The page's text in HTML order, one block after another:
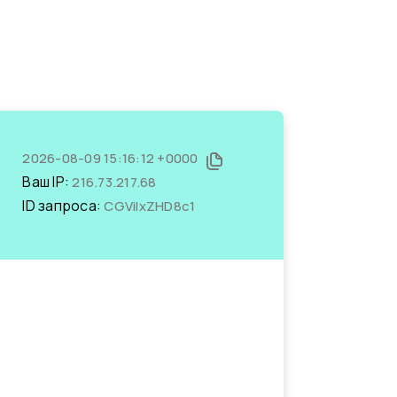
2026-08-09 15:16:12 +0000
Ваш IP:216.73.217.68
ID запроса:CGViIxZHD8c1